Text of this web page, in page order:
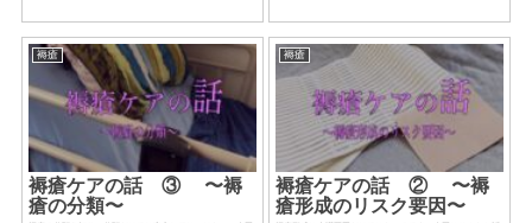
褥瘡
褥瘡ケアの話 ③ 〜褥
瘡の分類〜
褥瘡
褥瘡ケアの話 ② 〜褥
瘡形成のリスク要因〜